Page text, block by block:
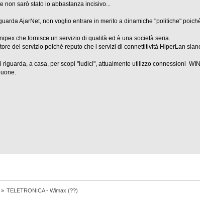
non sarò stato io abbastanza incisivo...
AjarNet, non voglio entrare in merito a dinamiche "politiche"
che fornisce un servizio di qualità ed è una società seria.
del servizio poichè reputo che i servizi di connettitività HiperLan
riguarda, a casa, per scopi "ludici", attualmente utilizzo connessioni
» TELETRONICA - Wimax (??)